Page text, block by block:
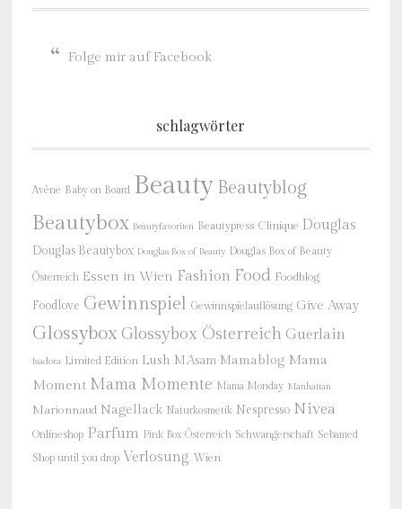
Folge mir auf Facebook
schlagwörter
Avène Baby on Board Beauty Beautyblog
Beautybox Beautyfavoriten Beautypress Clinique Douglas
Douglas Beautybox Douglas Box of Beauty Douglas Box of Beauty
Österreich Essen in Wien Fashion Food Foodblog
Foodlove Gewinnspiel Gewinnspielauflösung Give Away
GlossyboxGlossybox Österreich Guerlain
Isadora Limited Edition Lush M.Asam Mamablog Mama
Moment Mama Momente Mama Monday Manhattan
Marionnaud Nagellack Naturkosmetik Nespresso Nivea
Onlineshop Parfum Pink Box Österreich Schwangerschaft Sebamed
Shop until you drop Verlosung Wien